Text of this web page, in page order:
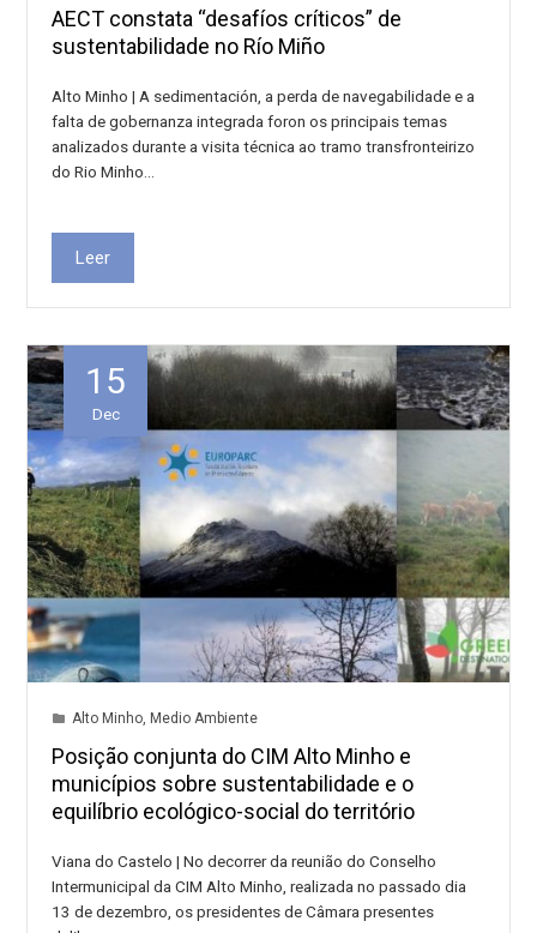
AECT constata “desafíos críticos” de
sustentabilidade no Río Miño
Alto Minho | A sedimentación, a perda de navegabilidade e a
falta de gobernanza integrada foron os principais temas
analizados durante a visita técnica ao tramo transfronteirizo
do Rio Minho…
Leer
15
Dec
Alto Minho, Medio Ambiente
Posição conjunta do CIM Alto Minho e
municípios sobre sustentabilidade e o
equilíbrio ecológico-social do território
Viana do Castelo | No decorrer da reunião do Conselho
Intermunicipal da CIM Alto Minho, realizada no passado dia
13 de dezembro, os presidentes de Câmara presentes